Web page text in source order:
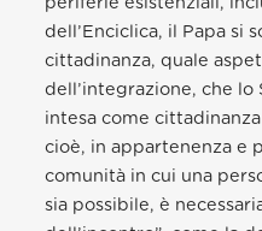
dell’Enciclica, il Papa si
cittadinanza, quale
dell’integrazione, che lo
intesa come
cioè, in appartenenza e
comunità in cui una
sia possibile, è